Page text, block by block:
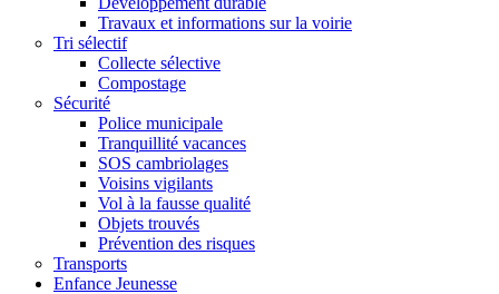
Travaux et informations sur la voirie
Tri sélectif
Collecte sélective
Compostage
Sécurité
Police municipale
Tranquillité vacances
SOS cambriolages
Voisins vigilants
Vol à la fausse qualité
Objets trouvés
Prévention des risques
Transports
Enfance Jeunesse